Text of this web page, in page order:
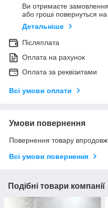
Ви отримаєте замовлення
або гроші повернуться
Детальніше
Післяплата
Оплата на рахунок
Оплата за реквізитами
Всі умови оплати
Умови повернення
Повернення товару
Всі умови повернення
Подібні товари компанії